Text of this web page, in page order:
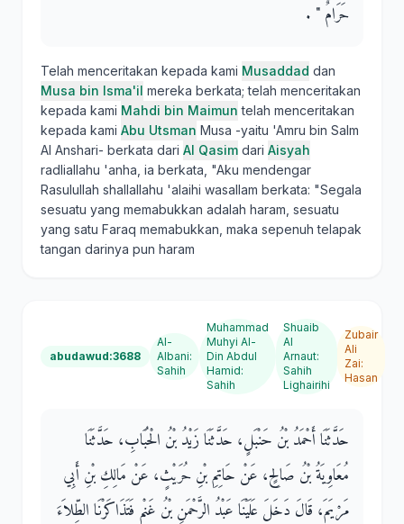
حَرَامٌ ‏"‏ ‏.‏
Telah menceritakan kepada kami Musaddad dan
Musa bin Isma'il mereka berkata; telah menceritakan
kepada kami Mahdi bin Maimun telah menceritakan
kepada kami Abu Utsman Musa -yaitu 'Amru bin Salm
Al Anshari- berkata dari Al Qasim dari Aisyah
radliallahu 'anha, ia berkata, "Aku mendengar
Rasulullah shallallahu 'alaihi wasallam berkata: "Segala
sesuatu yang memabukkan adalah haram, sesuatu
yang satu Faraq memabukkan, maka sepenuh telapak
tangan darinya pun haram
abudawud:3688
Al-
Albani:
Sahih
Muhammad
Muhyi Al-
Din Abdul
Hamid:
Sahih
Shuaib
Al
Arnaut:
Sahih
Lighairihi
Zubair
Ali
Zai:
Hasan
حَدَّثَنَا أَحْمَدُ بْنُ حَنْبَلٍ، حَدَّثَنَا زَيْدُ بْنُ الْحُبَابِ، حَدَّثَنَا
مُعَاوِيَةُ بْنُ صَالِحٍ، عَنْ حَاتِمِ بْنِ حُرَيْثٍ، عَنْ مَالِكِ بْنِ أَبِي
مَرْيَمَ، قَالَ دَخَلَ عَلَيْنَا عَبْدُ الرَّحْمَنِ بْنُ غَنْمٍ فَتَذَاكَرْنَا الطِّلاَءَ